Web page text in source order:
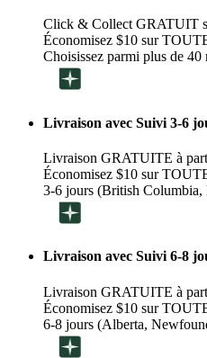
Click & Collect GRATUIT
Économisez $10 sur
Choisissez parmi plus de
Livraison avec Suivi 3-6
Livraison GRATUITE à
Économisez $10 sur
3-6 jours (British
Livraison avec Suivi 6-8
Livraison GRATUITE à
Économisez $10 sur
6-8 jours (Alberta,